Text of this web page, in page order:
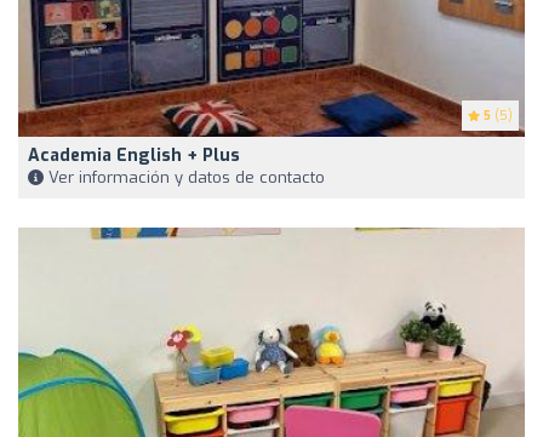
5 (5)
Academia English + Plus
Ver información y datos de contacto